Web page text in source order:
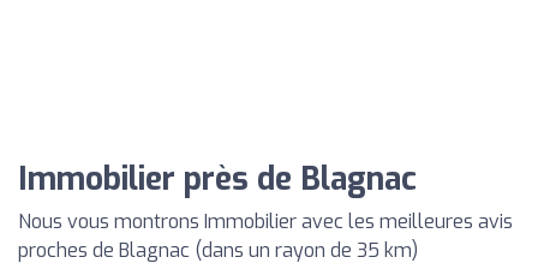
Immobilier près de Blagnac
Nous vous montrons Immobilier avec les meilleures avis
proches de Blagnac (dans un rayon de 35 km)